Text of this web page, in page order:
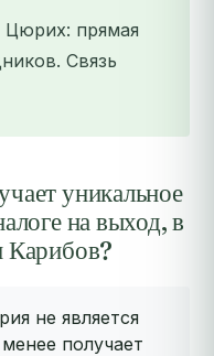
Цюрих: прямая
Связь
уникальное
на выход, в
не является
получает